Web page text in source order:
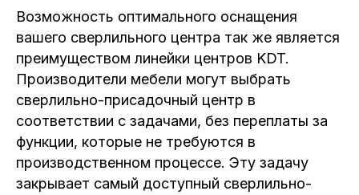
Возможность оптимального оснащения
вашего сверлильного центра так же является
преимуществом линейки центров KDT.
Производители мебели могут выбрать
сверлильно-присадочный центр в
соответствии с задачами, без переплаты за
функции, которые не требуются в
производственном процессе. Эту задачу
закрывает самый доступный сверлильно-